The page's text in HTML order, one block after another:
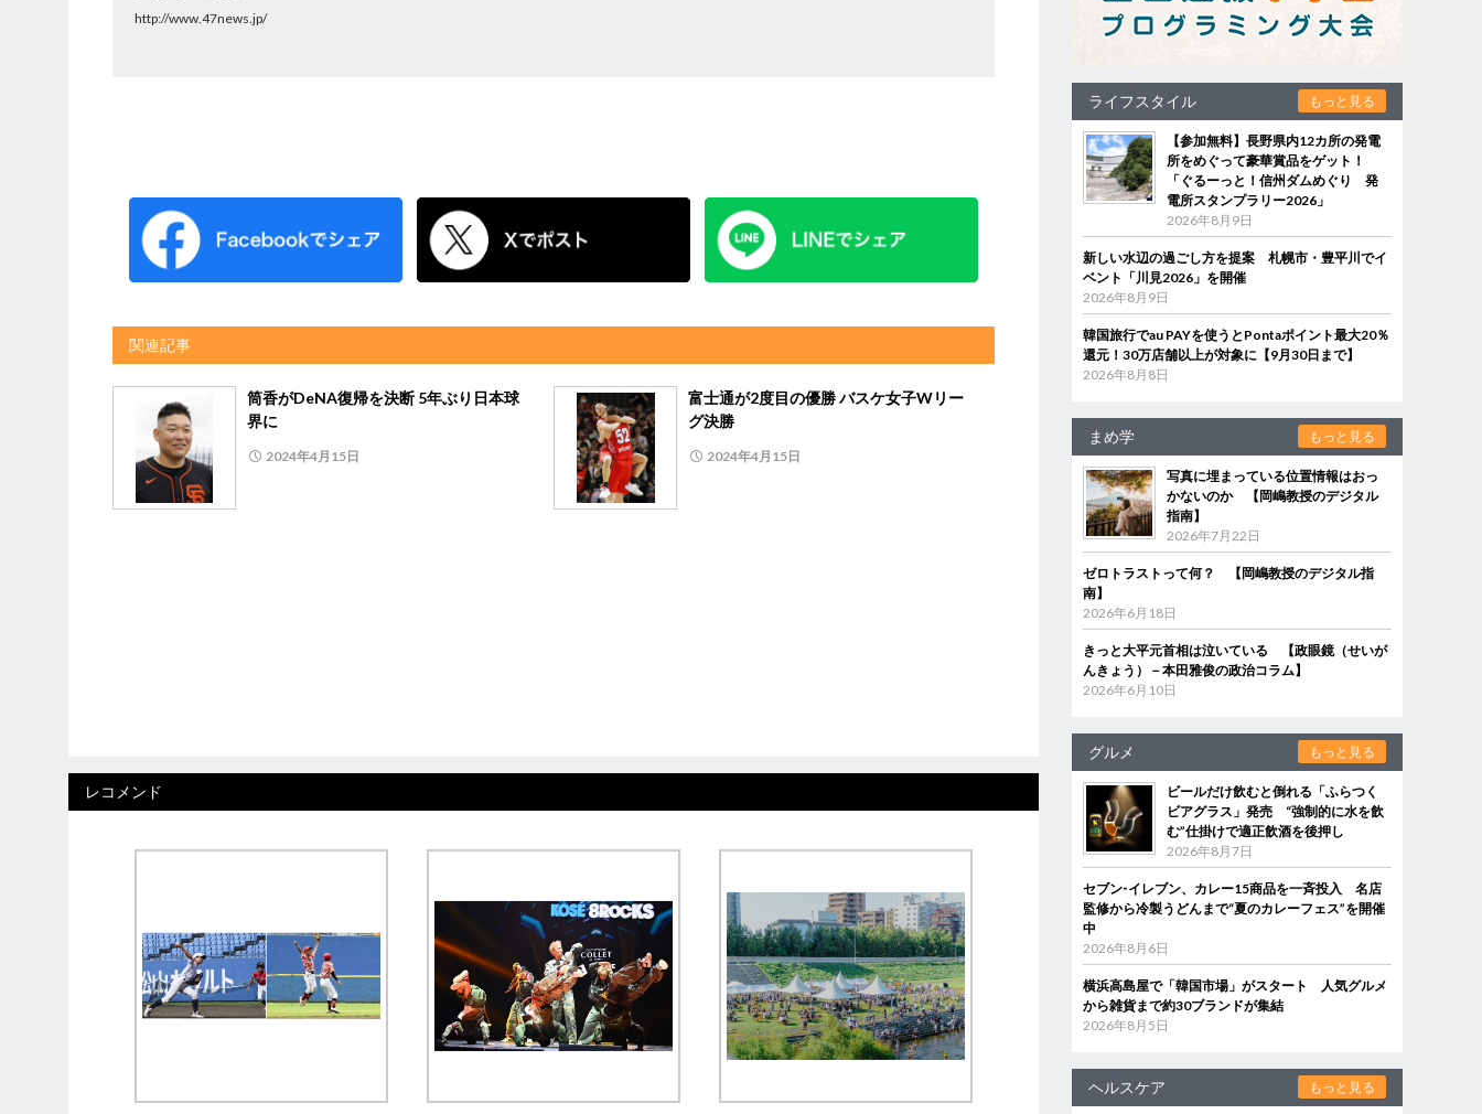
http://www.47news.jp/
関連記事
筒香がDeNA復帰を決断 5年ぶり日本球
界に
2024年4月15日
富士通が2度目の優勝 バスケ女子Wリー
グ決勝
2024年4月15日
レコメンド
ライフスタイル もっと見る
【参加無料】長野県内12カ所の発電
所をめぐって豪華賞品をゲット！
「ぐるーっと！信州ダムめぐり 発
電所スタンプラリー2026」
2026年8月9日
新しい水辺の過ごし方を提案 札幌市・豊平川でイ
ベント「川見2026」を開催
2026年8月9日
韓国旅行でau PAYを使うとPontaポイント最大20％
還元！30万店舗以上が対象に【9月30日まで】
2026年8月8日
まめ学 もっと見る
写真に埋まっている位置情報はおっ
かないのか 【岡嶋教授のデジタル
指南】
2026年7月22日
ゼロトラストって何？ 【岡嶋教授のデジタル指
南】
2026年6月18日
きっと大平元首相は泣いている 【政眼鏡（せいが
んきょう）－本田雅俊の政治コラム】
2026年6月10日
グルメ もっと見る
ビールだけ飲むと倒れる「ふらつく
ビアグラス」発売 “強制的に水を飲
む”仕掛けで適正飲酒を後押し
2026年8月7日
セブン‐イレブン、カレー15商品を一斉投入 名店
監修から冷製うどんまで“夏のカレーフェス”を開催
中
2026年8月6日
横浜高島屋で「韓国市場」がスタート 人気グルメ
から雑貨まで約30ブランドが集結
2026年8月5日
ヘルスケア もっと見る